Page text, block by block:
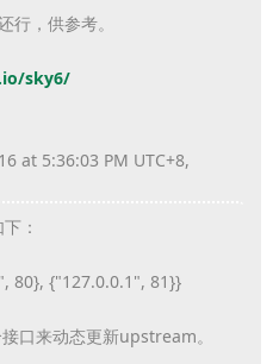
行，供参考。
sky6/
at 5:36:03 PM UTC+8,
：
80}, {"127.0.0.1", 81}}
口来动态更新upstream。